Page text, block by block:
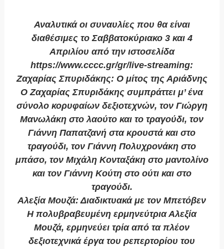
Αναλυτικά οι συναυλίες που θα είναι
διαθέσιμες το Σαββατοκύριακο 3 και 4
Απριλίου από την ιστοσελίδα
https://www.cccc.gr/gr/live-streaming:
Ζαχαρίας Σπυριδάκης: Ο μίτος της Αριάδνης
Ο Ζαχαρίας Σπυριδάκης συμπράττει μ’ ένα
σύνολο κορυφαίων δεξιοτεχνών, τον Γιώργη
Μανωλάκη στο λαούτο και το τραγούδι, τον
Γιάννη Παπατζανή στα κρουστά και στο
τραγούδι, τον Γιάννη Πολυχρονάκη στο
μπάσο, τον Μιχάλη Κονταξάκη στο μαντολίνο
και τον Γιάννη Κούτη στο ούτι και στο
τραγούδι.
Αλεξία Μουζά: Διαδικτυακά με τον Μπετόβεν
Η πολυβραβευμένη ερμηνεύτρια Αλεξία
Μουζά, ερμηνεύει τρία από τα πλέον
δεξιοτεχνικά έργα του ρεπερτορίου του